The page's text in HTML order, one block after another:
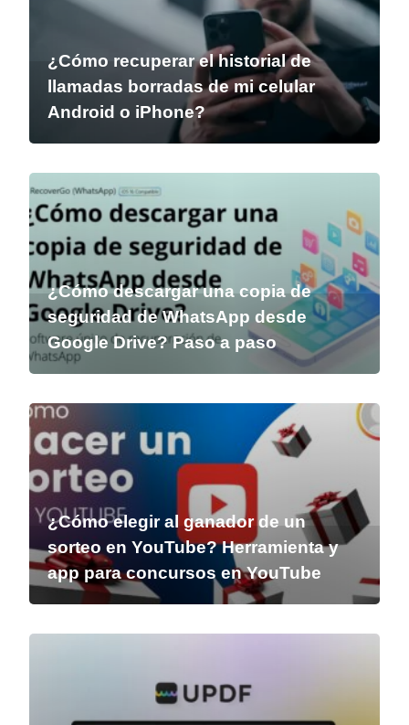
¿Cómo recuperar el historial de
llamadas borradas de mi celular
Android o iPhone?
¿Cómo descargar una copia de
seguridad de WhatsApp desde
Google Drive? Paso a paso
¿Cómo elegir al ganador de un
sorteo en YouTube? Herramienta y
app para concursos en YouTube